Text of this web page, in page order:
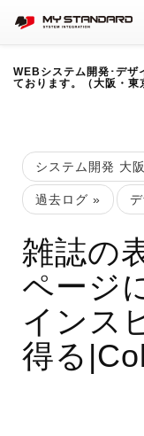
WEBシステム開発･デザ
ております。（大阪・東
システム開発 大
過去ログ »
雑誌の
ページ
インス
得る